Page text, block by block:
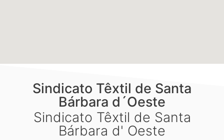
Sindicato Têxtil de Santa
Bárbara d´Oeste
Sindicato Têxtil de Santa
Bárbara d' Oeste